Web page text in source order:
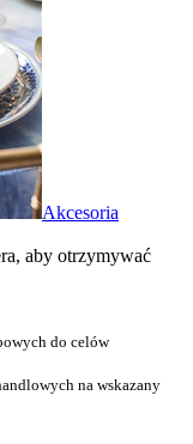
Akcesoria
aby otrzymywać
do celów
na wskazany